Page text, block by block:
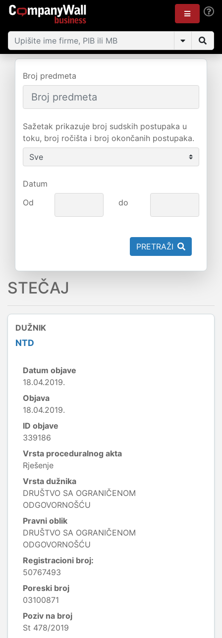
Broj predmeta
Sažetak prikazuje broj sudskih postupaka u
toku, broj ročišta i broj okončanih postupaka.
Datum
Od
do
PRETRAŽI
STEČAJ
DUŽNIK
NTD
Datum objave
18.04.2019.
Objava
18.04.2019.
ID objave
339186
Vrsta proceduralnog akta
Rješenje
Vrsta dužnika
DRUŠTVO SA OGRANIČENOM
ODGOVORNOŠĆU
Pravni oblik
DRUŠTVO SA OGRANIČENOM
ODGOVORNOŠĆU
Registracioni broj:
50767493
Poreski broj
03100871
Poziv na broj
St 478/2019